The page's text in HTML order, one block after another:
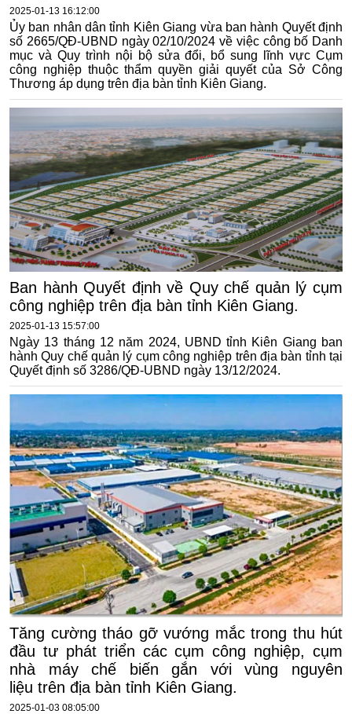
2025-01-13 16:12:00
Ủy ban nhân dân tỉnh Kiên Giang vừa ban hành Quyết định
số 2665/QĐ-UBND ngày 02/10/2024 về việc công bố Danh
mục và Quy trình nội bộ sửa đổi, bổ sung lĩnh vực Cụm
công nghiệp thuộc thẩm quyền giải quyết của Sở Công
Thương áp dụng trên địa bàn tỉnh Kiên Giang.
Ban hành Quyết định về Quy chế quản lý cụm
công nghiệp trên địa bàn tỉnh Kiên Giang.
2025-01-13 15:57:00
Ngày 13 tháng 12 năm 2024, UBND tỉnh Kiên Giang ban
hành Quy chế quản lý cụm công nghiệp trên địa bàn tỉnh tại
Quyết định số 3286/QĐ-UBND ngày 13/12/2024.
Tăng cường tháo gỡ vướng mắc trong thu hút
đầu tư phát triển các cụm công nghiệp, cụm
nhà máy chế biến gắn với vùng nguyên
liệu trên địa bàn tỉnh Kiên Giang.
2025-01-03 08:05:00